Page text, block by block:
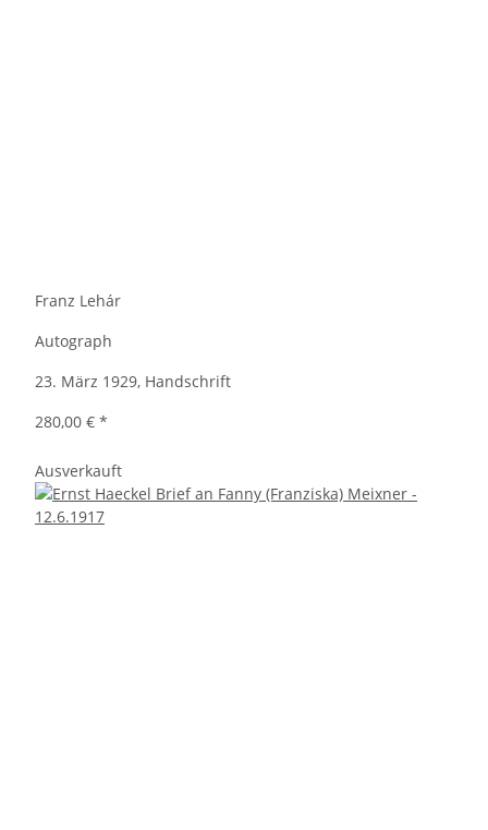
Franz Lehár
Autograph
23. März 1929, Handschrift
280,00 € *
Ausverkauft